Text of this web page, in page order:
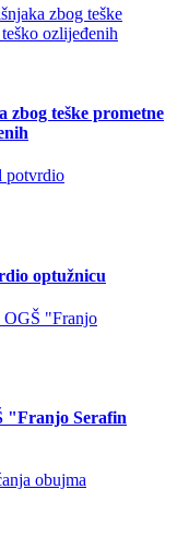
zbog teške prometne
optužnicu
"Franjo Serafin